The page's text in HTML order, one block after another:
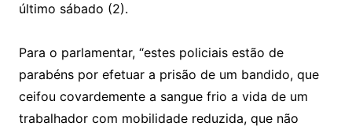
último sábado (2).
Para o parlamentar, “estes policiais estão de
parabéns por efetuar a prisão de um bandido, que
ceifou covardemente a sangue frio a vida de um
trabalhador com mobilidade reduzida, que não